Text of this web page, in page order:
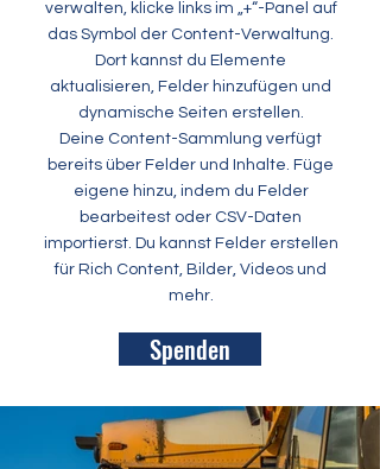
verwalten, klicke links im „+“-Panel auf
das Symbol der Content-Verwaltung.
Dort kannst du Elemente
aktualisieren, Felder hinzufügen und
dynamische Seiten erstellen.
Deine Content-Sammlung verfügt
bereits über Felder und Inhalte. Füge
eigene hinzu, indem du Felder
bearbeitest oder CSV-Daten
importierst. Du kannst Felder erstellen
für Rich Content, Bilder, Videos und
mehr.
Spenden